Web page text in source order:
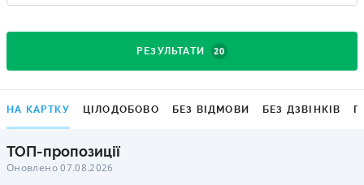
РЕЗУЛЬТАТИ 20
НА КАРТКУ ЦІЛОДОБОВО БЕЗ ВІДМОВИ БЕЗ ДЗВІНКІВ
ТОП-пропозиції
Оновлено 07.08.2026